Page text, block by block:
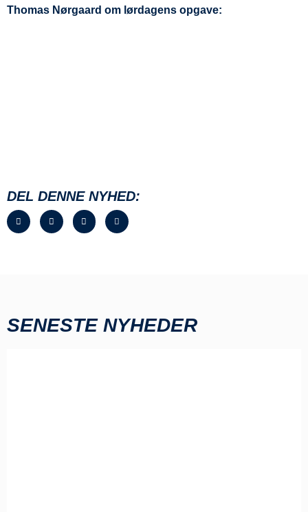
Thomas Nørgaard om lørdagens opgave:
DEL DENNE NYHED:
SENESTE NYHEDER